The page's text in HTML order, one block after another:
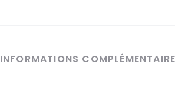
INFORMATIONS